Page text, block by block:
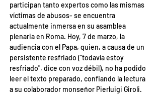
participan tanto expertos como las mismas
víctimas de abusos- se encuentra
actualmente inmersa en su asamblea
plenaria en Roma. Hoy, 7 de marzo, la
audiencia con el Papa, quien, a causa de un
persistente resfriado ("todavía estoy
resfriado", dice con voz débil), no ha podido
leer el texto preparado, confiando la lectura
a su colaborador monseñor Pierluigi Giroli.